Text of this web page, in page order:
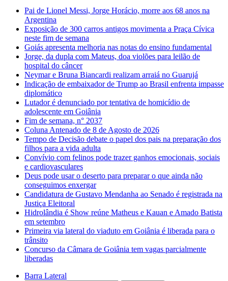
Pai de Lionel Messi, Jorge Horácio, morre aos 68 anos na
Argentina
Exposição de 300 carros antigos movimenta a Praça Cívica
neste fim de semana
Goiás apresenta melhoria nas notas do ensino fundamental
Jorge, da dupla com Mateus, doa violões para leilão de
hospital do câncer
Neymar e Bruna Biancardi realizam arraiá no Guarujá
Indicação de embaixador de Trump ao Brasil enfrenta impasse
diplomático
Lutador é denunciado por tentativa de homicídio de
adolescente em Goiânia
Fim de semana, n° 2037
Coluna Antenado de 8 de Agosto de 2026
Tempo de Decisão debate o papel dos pais na preparação dos
filhos para a vida adulta
Convívio com felinos pode trazer ganhos emocionais, sociais
e cardiovasculares
Deus pode usar o deserto para preparar o que ainda não
conseguimos enxergar
Candidatura de Gustavo Mendanha ao Senado é registrada na
Justiça Eleitoral
Hidrolândia é Show reúne Matheus e Kauan e Amado Batista
em setembro
Primeira via lateral do viaduto em Goiânia é liberada para o
trânsito
Concurso da Câmara de Goiânia tem vagas parcialmente
liberadas
Barra Lateral